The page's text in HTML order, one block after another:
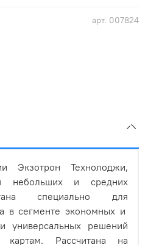
арт. 007824
Экзотрон Технолоджи,
небольших и средних
специально для
в сегменте экономных и
универсальных решений
Рассчитана на